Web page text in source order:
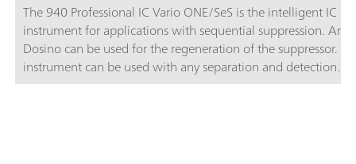
The 940 Professional IC Vario ONE/SeS is the intelligent IC
instrument for applications with sequential suppression. An
Dosino can be used for the regeneration of the suppressor.
instrument can be used with any separation and detection
methods.Typical areas of application:Anion or cation